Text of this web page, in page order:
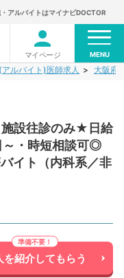
アルバイトはマイナビDOCTOR
マイページ MENU
ルバイト)医師求人 大阪府
施設往診のみ★日給
・時短相談可◎
イト（内科系／非
を紹介してもらう